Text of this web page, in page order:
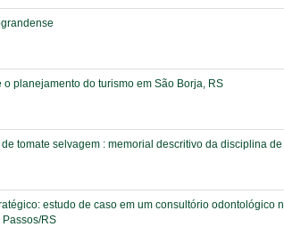
o planejamento do turismo em São Borja, RS
tomate selvagem : memorial descritivo da disciplina de
estudo de caso em um consultório odontológico
RS